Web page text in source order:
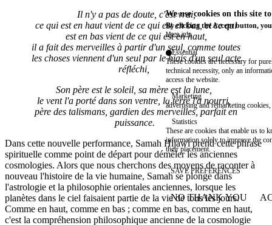
Il n'y a pas de doute, c'est vrai,
ce qui est en haut vient de ce qui est en bas, et ce qui
est en bas vient de ce qui est en haut,
il a fait des merveilles à partir d'un seul, comme toutes
les choses viennent d'un seul par le biais d'un seul acte
réfléchi,
Son père est le soleil, sa mère est la lune,
le vent l'a porté dans son ventre, la terre l'a nourri,
père des talismans, gardien des merveilles, parfait en
puissance.
Dans cette nouvelle performance, Samah Hijawi prend cette phrase
spirituelle comme point de départ pour démêler les anciennes
cosmologies. Alors que nous cherchons des moyens de raconter à
nouveau l'histoire de la vie humaine, Samah se plonge dans
l'astrologie et la philosophie orientales anciennes, lorsque les
planètes dans le ciel faisaient partie de la vie de tous les jours.
Comme en haut, comme en bas ; comme en bas, comme en haut,
c'est la compréhension philosophique ancienne de la cosmologie
We use cookies on this site
By clicking the Accept button,
More info
Essential
These cookies are necessary for
technical necessity, only an
access the website.
Marketing
advertising and remarketing cookies,
Statistics
These are cookies that enable us to
information solely to improve the
their placement.
SAVE PREFERENCES
NO THANK YOU
WITHDRAW